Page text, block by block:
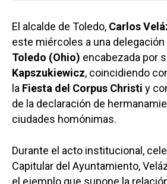
El alcalde de Toledo, Carlos
este miércoles a una
Toledo (Ohio) encabezada por
Kapszukiewicz, coincidiendo
la Fiesta del Corpus Christi y
de la declaración de
ciudades homónimas.
Durante el acto institucional,
Capitular del Ayuntamiento,
el ejemplo que supone la